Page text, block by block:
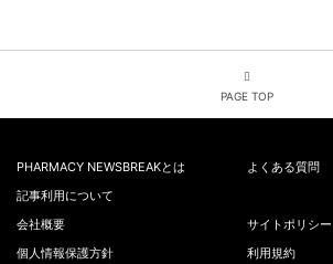
PAGE TOP
PHARMACY NEWSBREAKとは
よくある質問
記事利用について
会社概要
サイトポリシー
個人情報保護方針
利用規約